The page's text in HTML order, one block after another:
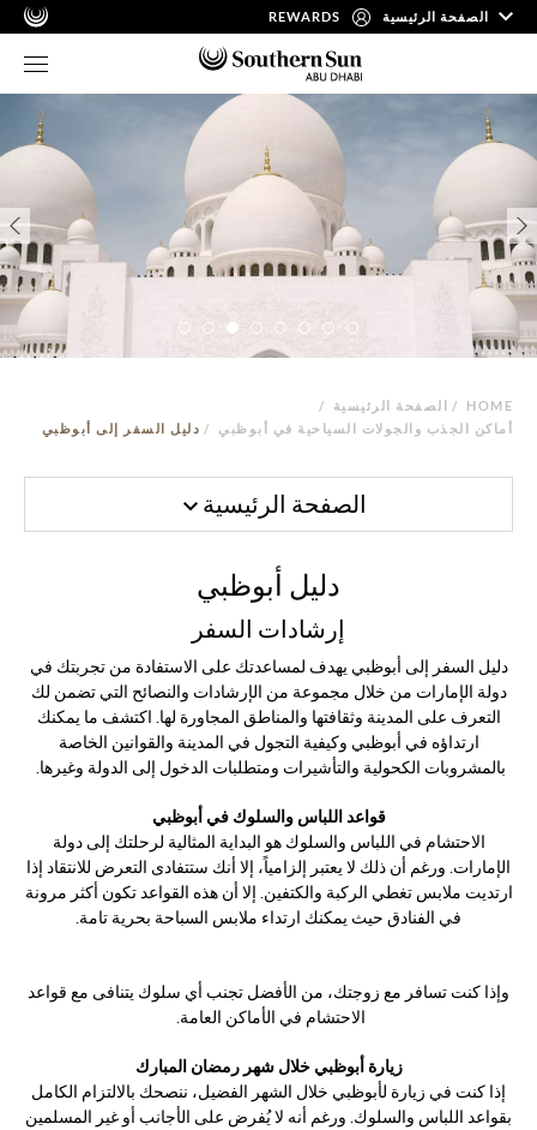
REWARDS
HOME
/ الصفحة الرئيسية
/
أماكن الجذب والجولات السياحية في أبوظبي
/ دليل السفر إلى أبوظبي
الصفحة الرئيسية
دليل أبوظبي
إرشادات السفر
دليل السفر إلى أبوظبي يهدف لمساعدتك على الاستفادة من تجربتك في
دولة الإمارات من خلال مجموعة من الإرشادات والنصائح التي تضمن لك
التعرف على المدينة وثقافتها والمناطق المجاورة لها. اكتشف ما يمكنك
ارتداؤه في أبوظبي وكيفية التجول في المدينة والقوانين الخاصة
بالمشروبات الكحولية والتأشيرات ومتطلبات الدخول إلى الدولة وغيرها.
قواعد اللباس والسلوك في أبوظبي
الاحتشام في اللباس والسلوك هو البداية المثالية لرحلتك إلى دولة
الإمارات. ورغم أن ذلك لا يعتبر إلزامياً، إلا أنك ستتفادى التعرض للانتقاد إذا
ارتديت ملابس تغطي الركبة والكتفين. إلا أن هذه القواعد تكون أكثر مرونة
في الفنادق حيث يمكنك ارتداء ملابس السباحة بحرية تامة.
وإذا كنت تسافر مع زوجتك، من الأفضل تجنب أي سلوك يتنافى مع قواعد
الاحتشام في الأماكن العامة.
زيارة أبوظبي خلال شهر رمضان المبارك
إذا كنت في زيارة لأبوظبي خلال الشهر الفضيل، ننصحك بالالتزام الكامل
بقواعد اللباس والسلوك. ورغم أنه لا يُفرض على الأجانب أو غير المسلمين